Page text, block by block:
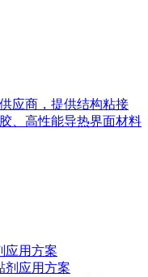
应商，提供结构粘接
、高性能导热界面材料
应用方案
剂应用方案